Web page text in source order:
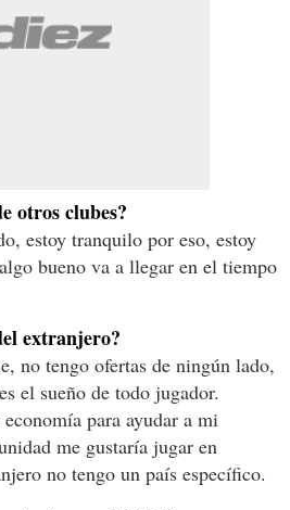
otros clubes?
estoy tranquilo por eso, estoy
bueno va a llegar en el tiempo
extranjero?
no tengo ofertas de ningún lado,
el sueño de todo jugador.
para ayudar a mi
me gustaría jugar en
no tengo un país específico.